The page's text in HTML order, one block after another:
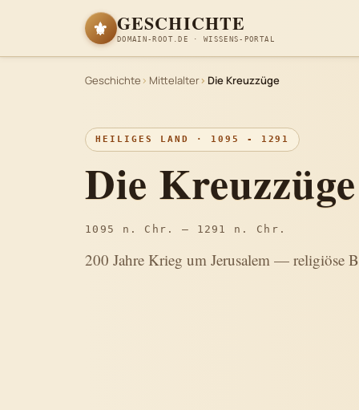
⚜ GESCHICHTE
DOMAIN-ROOT.DE · WISSENS-PORTAL
Geschichte Mittelalter Die Kreuzzüge
HEILIGES LAND · 1095 - 1291
Die Kreuzzüge
1095 n. Chr. – 1291 n. Chr.
200 Jahre Krieg um Jerusalem — religiöse